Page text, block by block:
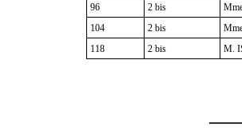
96
2 bis
104
2 bis
118
2 bis M.